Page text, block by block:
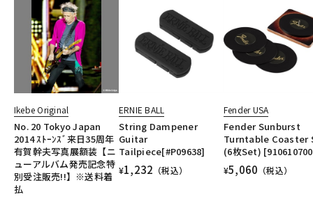
Ikebe Original
No. 20 Tokyo Japan
2014 ｽﾄｰﾝｽﾞ来日35周年
有賀幹夫写真展額装【ニ
ューアルバム発売記念特
別受注販売!!】※送料着
払
ERNIE BALL
String Dampener
Guitar
Tailpiece[#P09638]
¥1,232 （税込）
Fender USA
Fender Sunburst
Turntable Coaster
(6枚Set)
¥5,060 （税込）